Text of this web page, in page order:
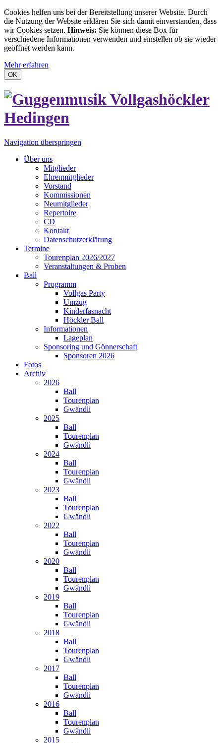
Cookies helfen uns bei der Bereitstellung unserer Website. Durch
die Nutzung der Website erklären Sie sich damit einverstanden, dass
wir Cookies setzen. Hinweis: Sie können diese Box für
verschiedene Informationen verwenden und einstellen ob sie wieder
geöffnet werden kann.
Mehr erfahren
OK
Navigation überspringen
Über uns
Mitglieder
Ehrenmitglieder
Vorstand
Kommissionen
Neumitglieder
Repertoire
CD
Kontakt
Datenschutzerklärung
Termine
Tourenplan 2026/2027
Veranstaltungen & Proben
Ball
Programm
Vollgas Party
Umzug
Kinderfasnacht
Höckler Ball
Informationen
Lageplan
Sponsoring und Gönnerschaft
Sponsoren 2026
Fotos
Archiv
2026
Ball
Tourenplan
Gwändli
2025
Ball
Tourenplan
Gwändli
2024
Ball
Tourenplan
Gwändli
2023
Ball
Tourenplan
Gwändli
2022
Ball
Tourenplan
Gwändli
2020
Ball
Tourenplan
Gwändli
2019
Ball
Tourenplan
Gwändli
2018
Ball
Tourenplan
Gwändli
2017
Ball
Tourenplan
Gwändli
2016
Ball
Tourenplan
Gwändli
2015